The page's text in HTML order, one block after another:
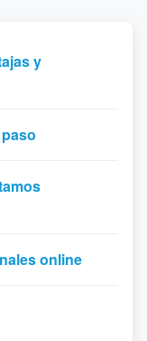
y
online